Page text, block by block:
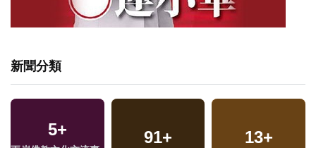
新聞分類
5+ 91+ 13+